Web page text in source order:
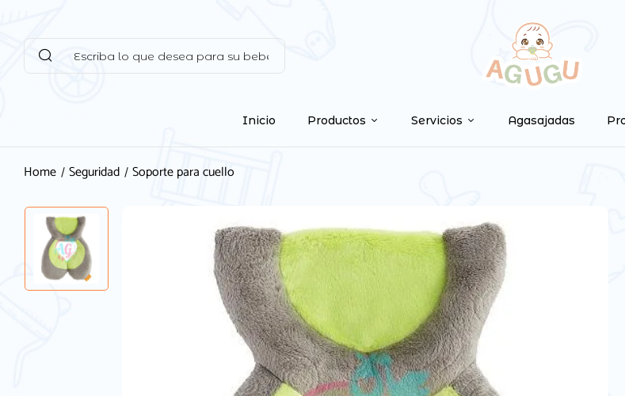
Inicio Productos Servicios Agasajadas
Home Seguridad Soporte para cuello
Tu
marcados